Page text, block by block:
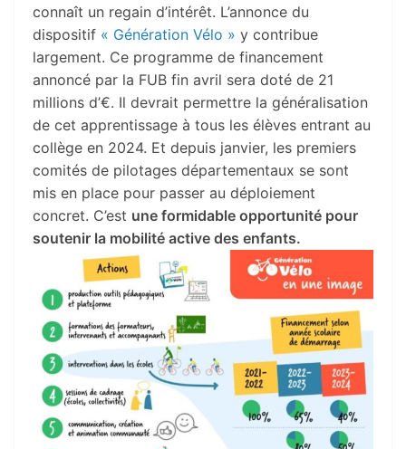
connaît un regain d’intérêt. L’annonce du
dispositif « Génération Vélo » y contribue
largement. Ce programme de financement
annoncé par la FUB fin avril sera doté de 21
millions d’€. Il devrait permettre la généralisation
de cet apprentissage à tous les élèves entrant au
collège en 2024. Et depuis janvier, les premiers
comités de pilotages départementaux se sont
mis en place pour passer au déploiement
concret. C’est une formidable opportunité pour
soutenir la mobilité active des enfants.